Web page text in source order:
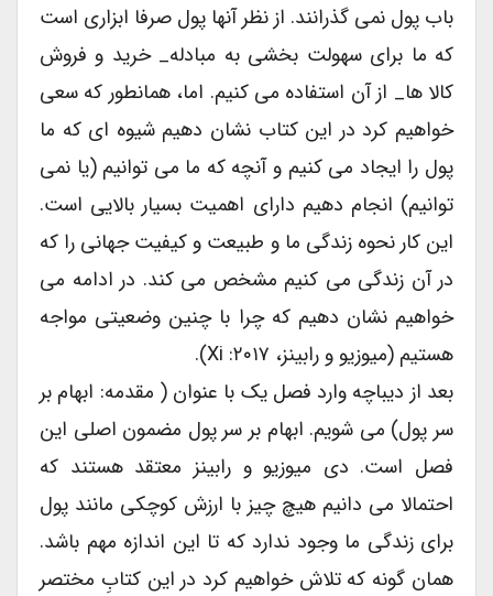
باب پول نمی گذرانند. از نظر آنها پول صرفا ابزاری است
که ما برای سهولت بخشی به مبادله_ خرید و فروش
کالا ها_ از آن استفاده می کنیم. اما، همانطور که سعی
خواهیم کرد در این کتاب نشان دهیم شیوه ای که ما
پول را ایجاد می کنیم و آنچه که ما می توانیم (یا نمی
توانیم) انجام دهیم دارای اهمیت بسیار بالایی است.
این کار نحوه زندگی ما و طبیعت و کیفیت جهانی را که
در آن زندگی می کنیم مشخص می کند. در ادامه می
خواهیم نشان دهیم که چرا با چنین وضعیتی مواجه
هستیم (میوزیو و رابینز، ۲۰۱۷: Xi).
بعد از دیباچه وارد فصل یک با عنوان ( مقدمه: ابهام بر
سر پول) می شویم. ابهام بر سر پول مضمون اصلی این
فصل است. دی میوزیو و رابینز معتقد هستند که
احتمالا می دانیم هیچ چیز با ارزش کوچکی مانند پول
برای زندگی ما وجود ندارد که تا این اندازه مهم باشد.
همان گونه که تلاش خواهیم کرد در این کتابِ مختصر